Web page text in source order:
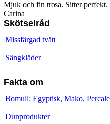
Mjuk och fin trosa. Sitter perfekt.
Carina
Skötselråd
Missfärgad tvätt
Sängkläder
Fakta om
Bomull: Egyptisk, Mako, Percale
Dunprodukter